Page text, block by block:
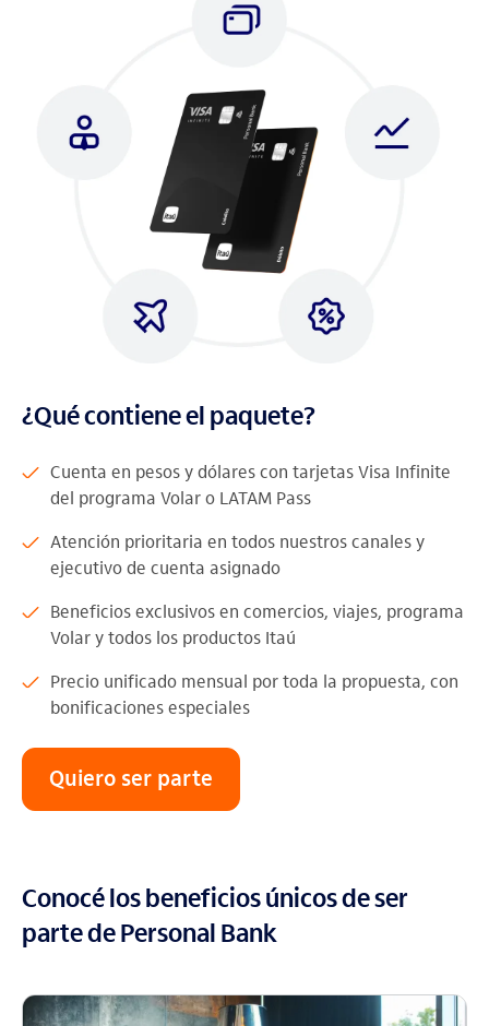
¿Qué contiene el paquete?
Cuenta en pesos y dólares con tarjetas Visa Infinite
del programa Volar o LATAM Pass
Atención prioritaria en todos nuestros canales y
ejecutivo de cuenta asignado
Beneficios exclusivos en comercios, viajes, programa
Volar y todos los productos Itaú
Precio unificado mensual por toda la propuesta, con
bonificaciones especiales
Quiero ser parte
Conocé los beneficios únicos de ser
parte de Personal Bank